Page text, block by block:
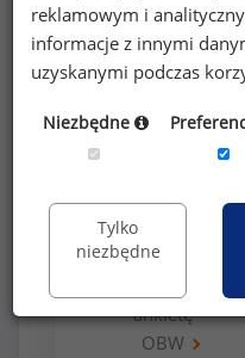
bezpłatna
ankietę
OBW
reklamowym i
informacje z innymi
uzyskanymi podczas
Niezbędne
Tylko
niezbędne